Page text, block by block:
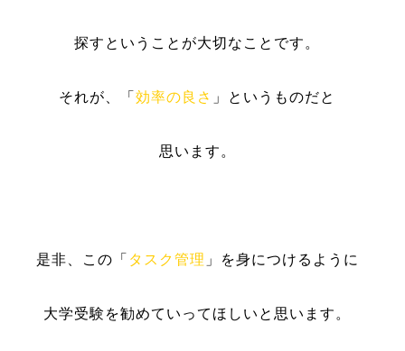
探すということが大切なことです。
それが、「効率の良さ 」というものだと
思います。
是非、この「 タスク管理 」を身につけるように
大学受験を勧めていってほしいと思います。